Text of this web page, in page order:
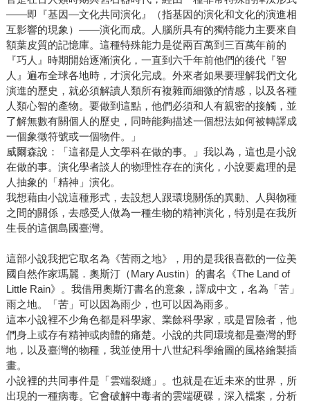
――即『基因—文化共同演化』（指基因的演化和文化的演進相
互影響的現象）――演化而成。人腦所具有的獨特能力主要來自
額葉皮質的記憶庫。這種特殊能力是從兩百萬到三百萬年前的
『巧人』時期開始逐漸演化，一直到六千年前他們的後代『智
人』遍布全球各地時，才演化完成。外來者如果要理解我們文化
演進的歷史，就必須解讀人類所有複雜而細微的情感，以及各種
人類心智的產物。要做到這點，他們必須和人有親密的接觸，並
了解無數有關個人的歷史，同時能夠描述一個想法如何被轉譯成
一個象徵符號或一個物件。」
威爾森說：「這都是人文學科在做的事。」我以為，這也是小說
在做的事。演化學者談人的物理性存在的演化，小說要處理的是
人抽象的「精神」演化。
我想藉由小說這種形式，去設想人跟環境關係的異動、人與物種
之間的關係，去感受人做為一種生物的精神演化，特別是在我所
生長的這個島國臺灣。
這部小說我把它取名為《苦雨之地》，用的是我很喜歡的一位美
國自然作家瑪麗．奧斯汀（Mary Austin）的書名《The Land of
Little Rain》。我借用奧斯汀書名的意象，譯成中文，名為「苦」
雨之地。「苦」可以因為雨少，也可以因為雨多。
這本小說裡不少角色都是科學家、業餘科學家，或是冒險者，他
們身上或存有精神或肉體的痛楚。小說的共同環境都是臺灣的野
地，以及臺灣的物種，我並使用十八世紀科學繪圖的風格繪製插
畫。
小說裡的共同事件是「雲端裂縫」。也就是在近未來的世界，所
出現的一種病毒。它會破解中毒者的雲端硬碟，深入檔案，分析